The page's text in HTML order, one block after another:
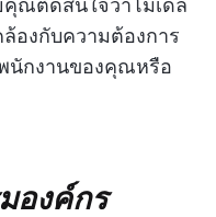
คุณตัดสินใจว่าโมเดล
องกับความต้องการ
นักงานของคุณหรือ
องค์กร